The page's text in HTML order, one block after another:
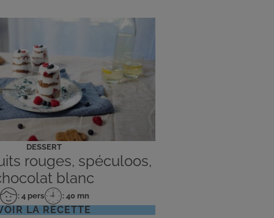
DESSERT
rouges, spéculoos,
blanc
Nombre
: 4 pers
Temps
de
: 40 mn
LA RECETTE